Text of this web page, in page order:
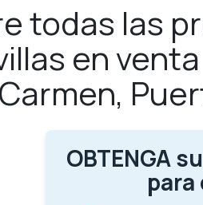
todas las
en
OBTENGA